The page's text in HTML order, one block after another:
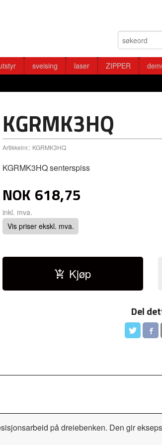
sveising laser ZIPPER
KGRMK3HQ
Artikkelnr.: KGRMK3HQ
KGRMK3HQ senterspiss
NOK 618,75
inkl. mva.
Vis priser ekskl. mva.
Kjøp
Del
på dreiebenken. Den gir